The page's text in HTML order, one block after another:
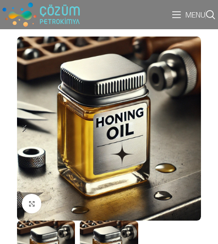
MENU
Büyük resim göster